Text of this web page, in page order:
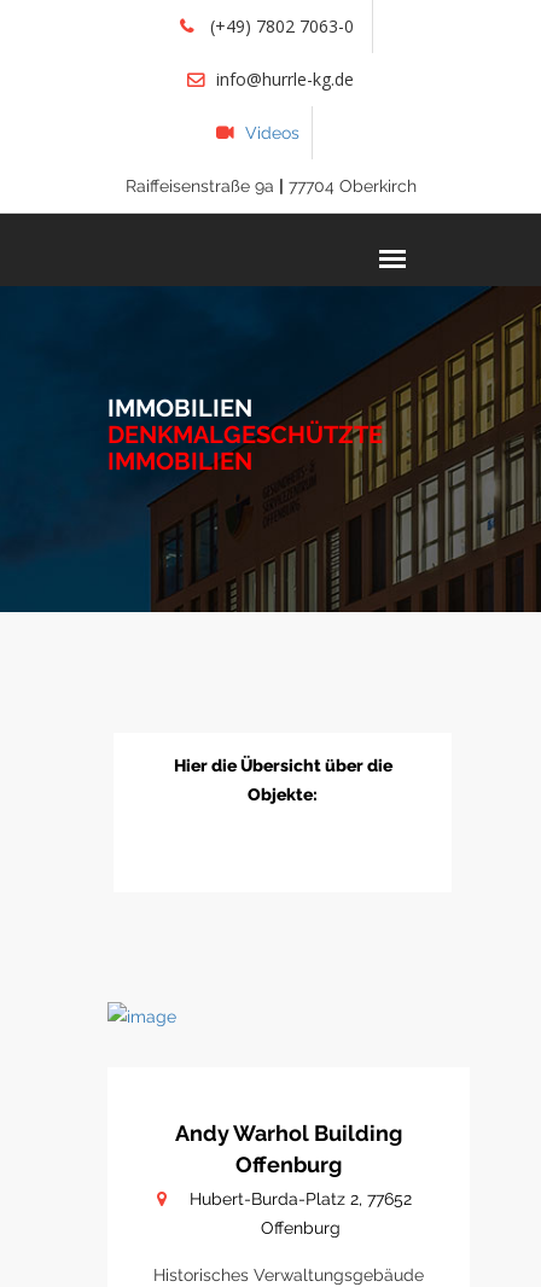
(+49) 7802 7063-0
info@hurrle-kg.de
Videos
Raiffeisenstraße 9a | 77704 Oberkirch
IMMOBILIEN
DENKMALGESCHÜTZTE
IMMOBILIEN
Hier die Übersicht über die
Objekte:
Andy Warhol Building
Offenburg
Hubert-Burda-Platz 2, 77652
Offenburg
Historisches Verwaltungsgebäude